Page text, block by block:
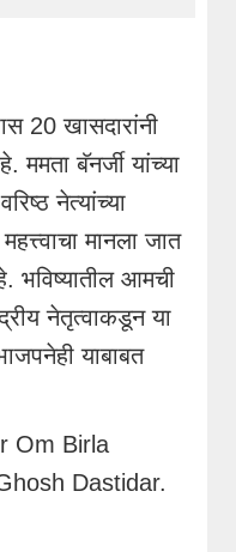
20 खासदारांनी
ममता बॅनर्जी यांच्या
नेत्यांच्या
मानला जात
भविष्यातील आमची
नेतृत्वाकडून या
याबाबत
Om Birla
Dastidar.